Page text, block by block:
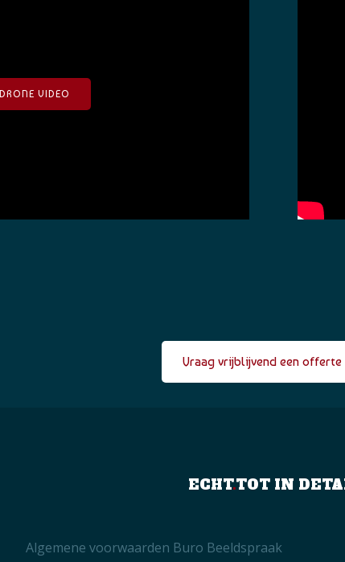
DRONE VIDEO
Vraag vrijblijvend een offerte
ECHT.TOT IN
Algemene voorwaarden Buro Beeldspraak